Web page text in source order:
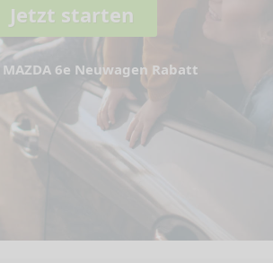
Jetzt starten
MAZDA 6e Neuwagen Rabatt